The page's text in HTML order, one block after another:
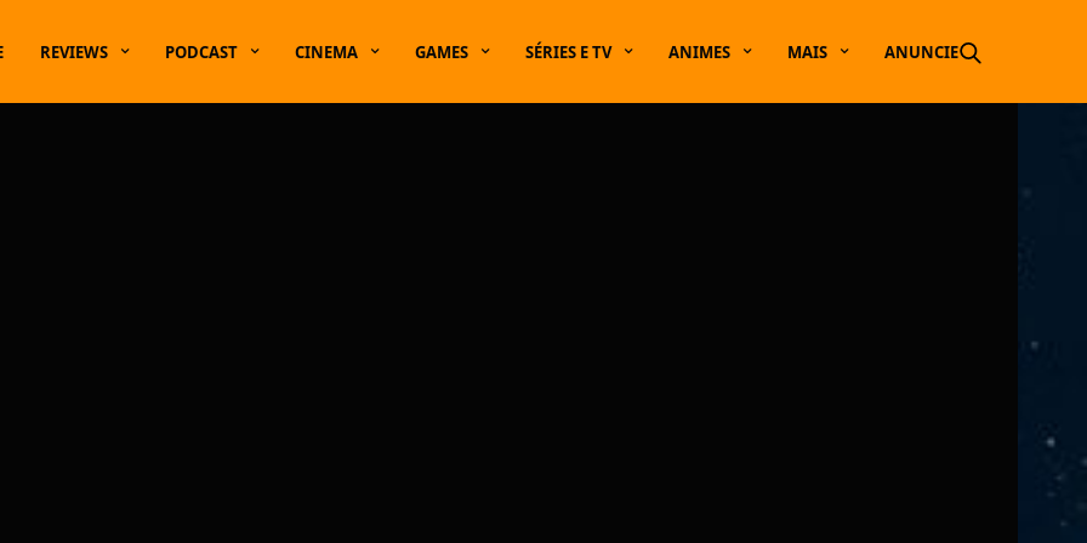
REVIEWS PODCAST CINEMA GAMES SÉRIES E TV ANIMES MAIS ANUNCIE